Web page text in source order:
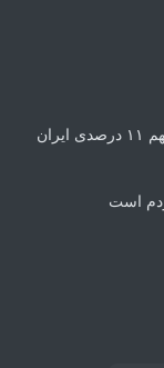
عراقچی: توافق با عمان نزدیک است/ تکذیب سهم ۱۱ درصدی ایران
است